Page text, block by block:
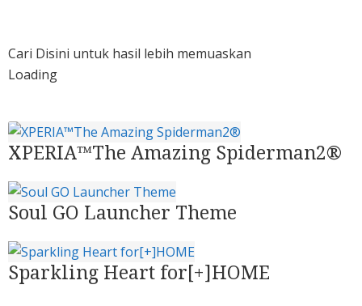
Cari Disini untuk hasil lebih memuaskan
Loading
XPERIA™The Amazing Spiderman2®
Soul GO Launcher Theme
Sparkling Heart for[+]HOME